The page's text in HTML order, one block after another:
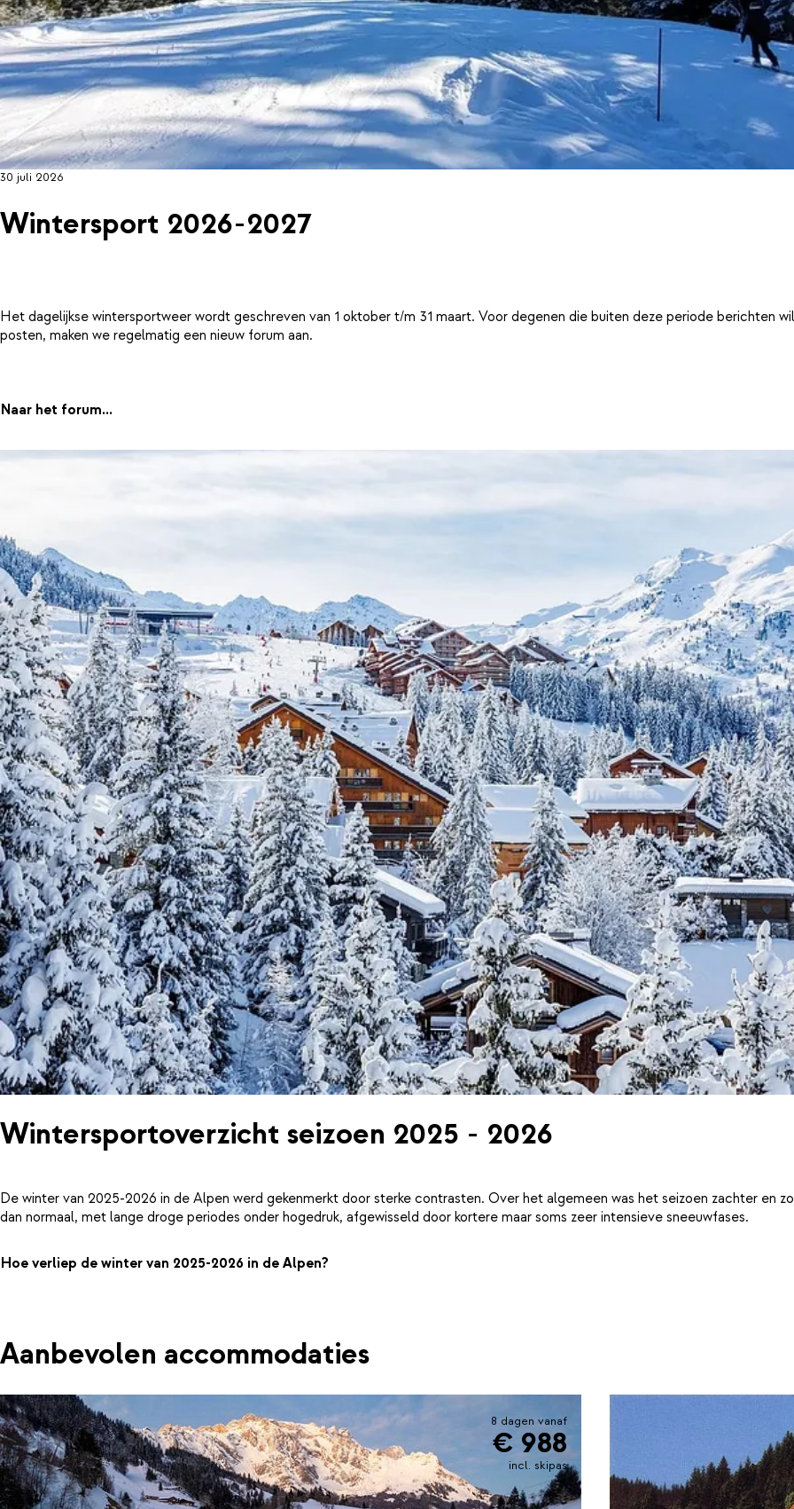
30 juli 2026
Wintersport 2026-2027
Het dagelijkse wintersportweer wordt geschreven van 1 oktober t/m 31 maart. Voor degenen die buiten deze periode berichten
posten, maken we regelmatig een nieuw forum aan.
Naar het forum...
Wintersportoverzicht seizoen 2025 - 2026
De winter van 2025-2026 in de Alpen werd gekenmerkt door sterke contrasten. Over het algemeen was het seizoen zachter en
dan normaal, met lange droge periodes onder hogedruk, afgewisseld door kortere maar soms zeer intensieve sneeuwfases.
Hoe verliep de winter van 2025-2026 in de Alpen?
Aanbevolen accommodaties
8 dagen vanaf
€ 988
incl. skipas